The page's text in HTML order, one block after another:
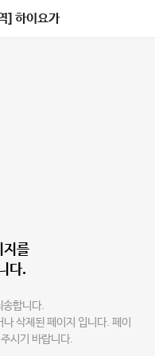
] 하이요가
지를
다.
송합니다.
삭제된 페이지 입니다. 페이
시기 바랍니다.